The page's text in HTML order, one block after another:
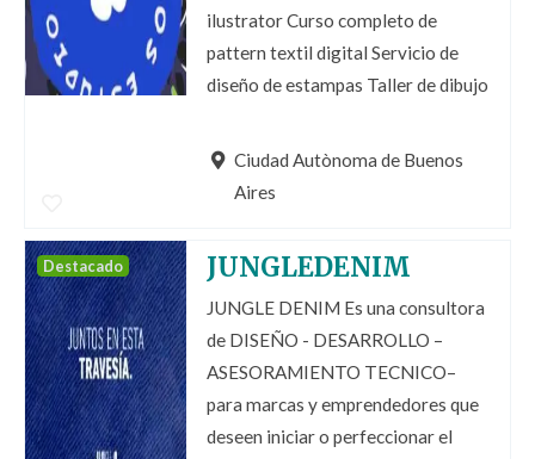
ilustrator Curso completo de
pattern textil digital Servicio de
diseño de estampas Taller de dibujo
Ciudad Autònoma de Buenos
Aires
JUNGLEDENIM
JUNGLE DENIM Es una consultora
de DISEÑO - DESARROLLO –
ASESORAMIENTO TECNICO–
para marcas y emprendedores que
deseen iniciar o perfeccionar el
Destacado